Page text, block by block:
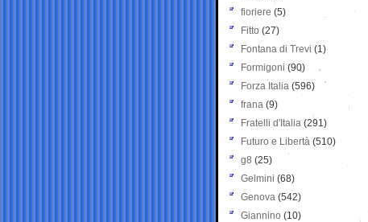
fioriere (5)
Fitto (27)
Fontana di Trevi (1)
Formigoni (90)
Forza Italia (596)
frana (9)
Fratelli d'Italia (291)
Futuro e Libertà (510)
g8 (25)
Gelmini (68)
Genova (542)
Giannino (10)